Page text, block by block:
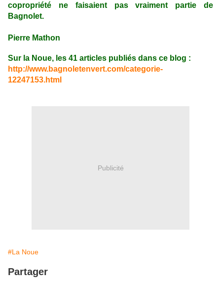
copropriété ne faisaient pas vraiment partie de
Bagnolet.
Pierre Mathon
Sur la Noue, les 41 articles publiés dans ce blog :
http://www.bagnoletenvert.com/categorie-
12247153.html
Publicité
#La Noue
Partager